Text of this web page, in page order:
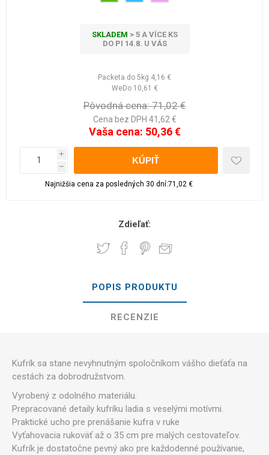
SKLADEM > 5 A VÍCE KS
DO PI 14.8. U VÁS
Packeta do 5kg 4,16 €
WeDo 10,61 €
Pôvodná cena: 71,02 €
Cena bez DPH 41,62 €
Vaša cena: 50,36 €
i
h
Najnižšia cena za posledných 30 dní:71,02 €
Zdieľať:
POPIS PRODUKTU
RECENZIE
Kufrík sa stane nevyhnutným spoločníkom vášho dieťaťa na
cestách za dobrodružstvom.
Vyrobený z odolného materiálu.
Prepracované detaily kufríku ladia s veselými motívmi.
Praktické ucho pre prenášanie kufra v ruke
Vyťahovacia rukoväť až o 35 cm pre malých cestovateľov.
Kufrík je dostatočne pevný ako pre každodenné používanie,